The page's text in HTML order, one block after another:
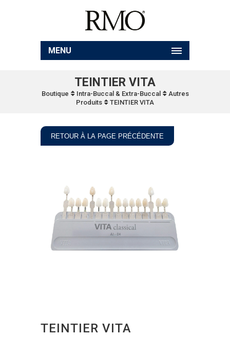
MENU
TEINTIER VITA
Boutique Intra-Buccal & Extra-Buccal
Autres
Produits
TEINTIER VITA
RETOUR À LA PAGE PRÉCÉDENTE
TEINTIER VITA